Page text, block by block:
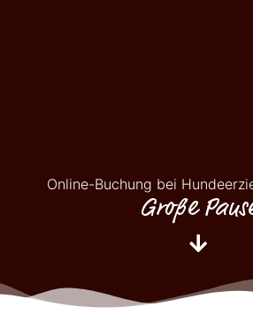
Online-Buchung bei
Große